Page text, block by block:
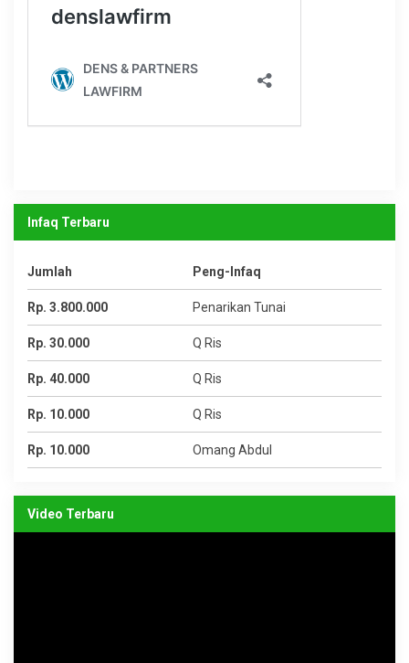
Infaq Terbaru
Jumlah Peng-Infaq
Rp. 3.800.000 Penarikan Tunai
Rp. 30.000 Q Ris
Rp. 40.000 Q Ris
Rp. 10.000 Q Ris
Rp. 10.000 Omang Abdul
Video Terbaru